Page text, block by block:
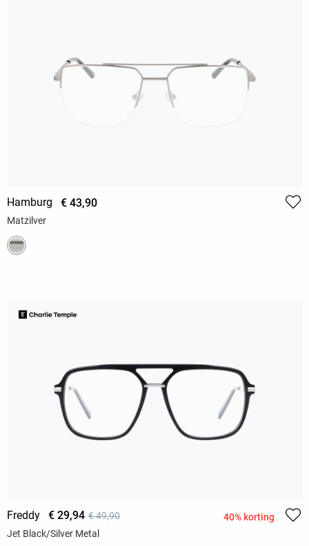
Hamburg € 43,90
Matzilver
Freddy € 29,94 € 49,90
40% korting
Jet Black/Silver Metal